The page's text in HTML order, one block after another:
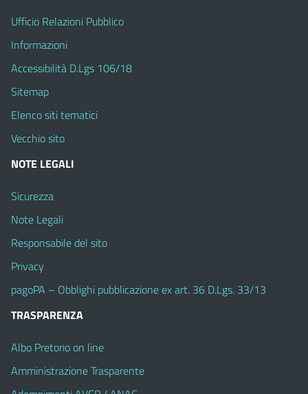
Ufficio Relazioni Pubblico
Informazioni
Accessibilità D.Lgs 106/18
Sitemap
Elenco siti tematici
Vecchio sito
NOTE LEGALI
Sicurezza
Note Legali
Responsabile del sito
Privacy
pagoPA – Obblighi pubblicazione ex art. 36 D.Lgs. 33/13
TRASPARENZA
Albo Pretorio on line
Amministrazione Trasparente